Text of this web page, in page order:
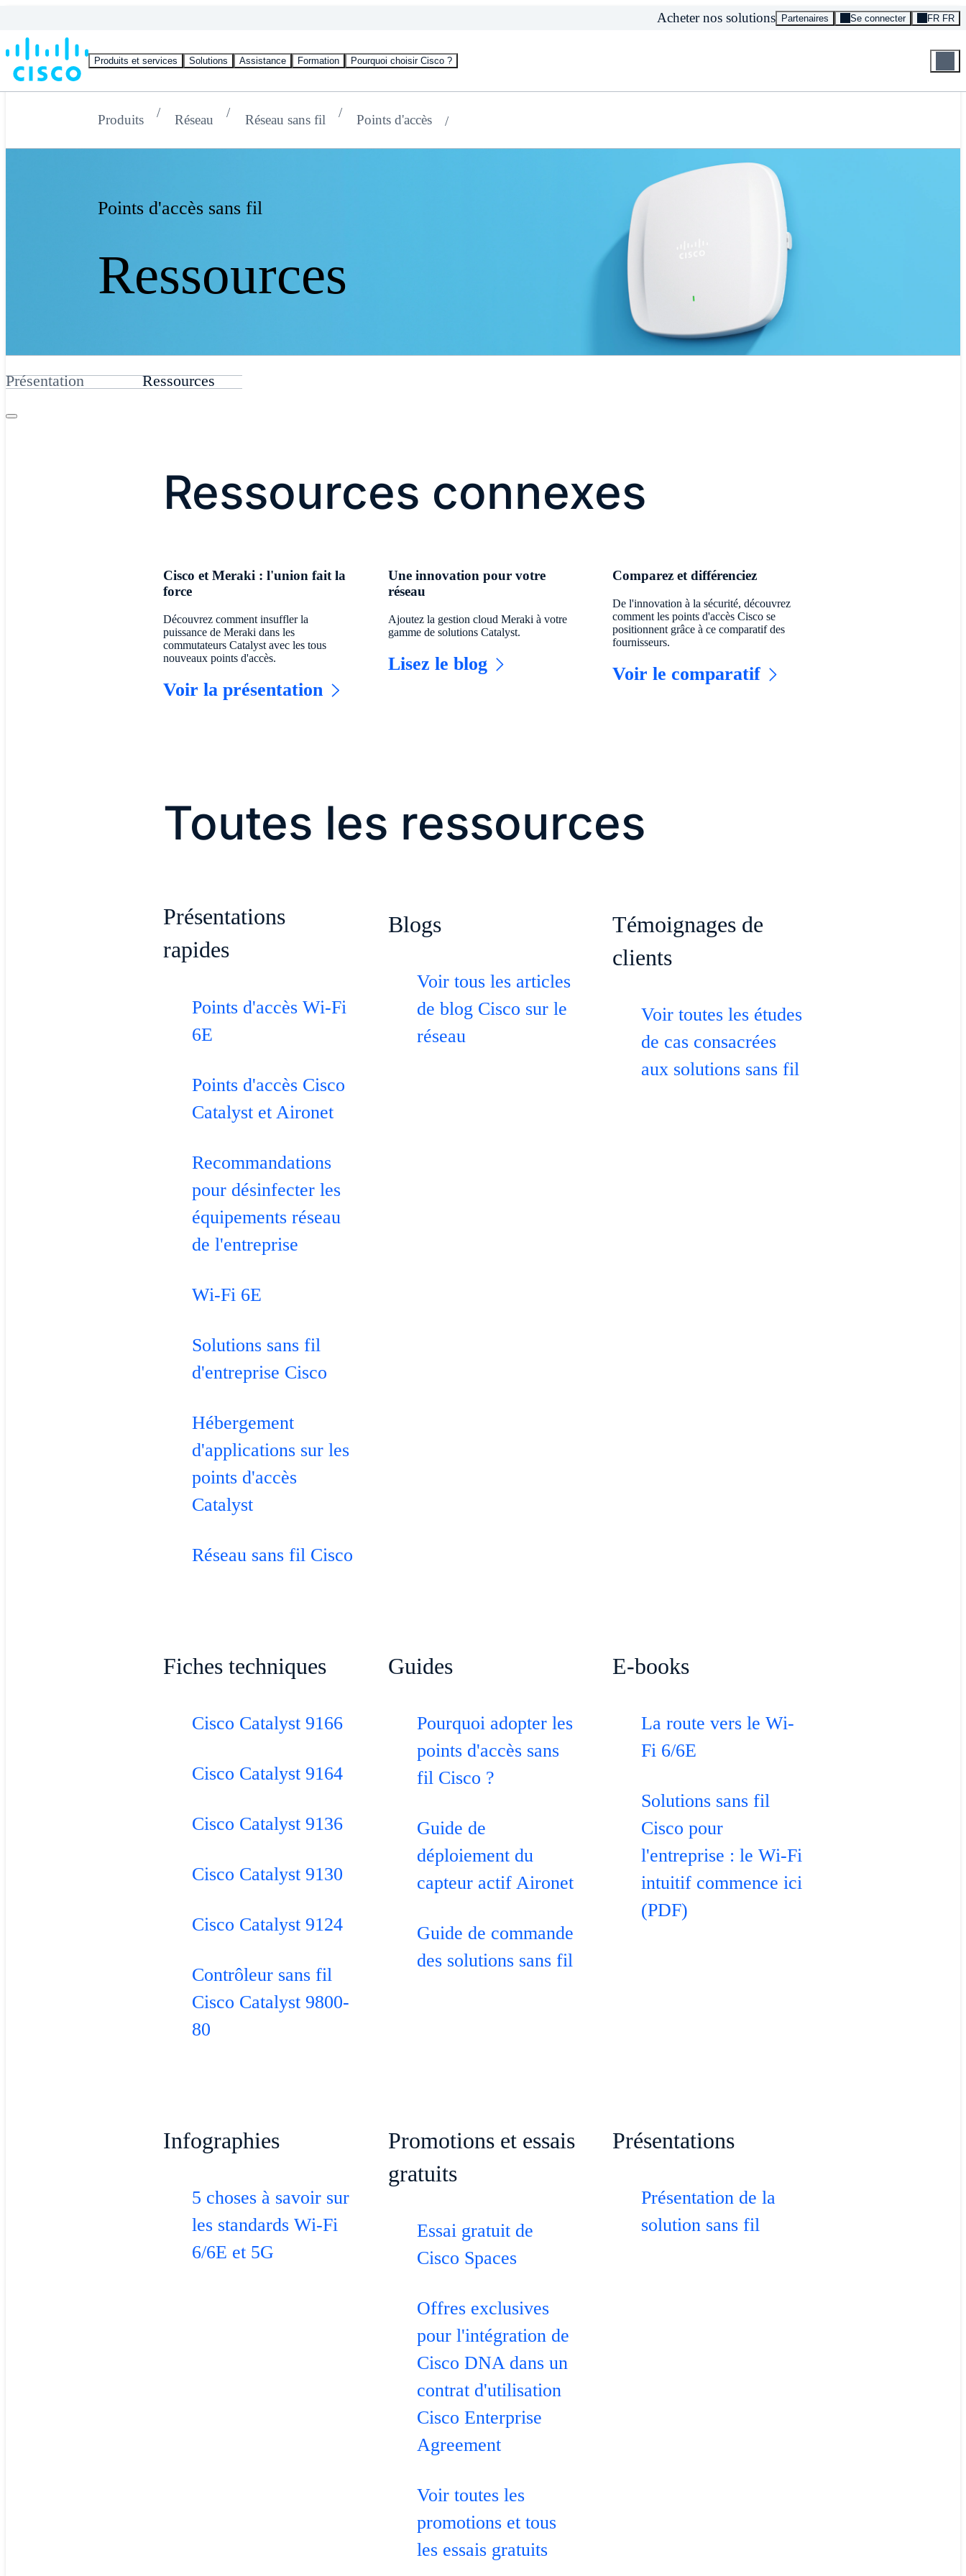
Produits et services Solutions Assistance Formation Pourquoi choisir Cisco ?
Acheter nos solutions Partenaires Se connecter FR FR
Produits Réseau Réseau sans fil Points d'accès
Points d'accès sans fil
Ressources
Présentation Ressources
Ressources connexes
Cisco et Meraki : l'union fait la
force
Découvrez comment insuffler la
puissance de Meraki dans les
commutateurs Catalyst avec les tous
nouveaux points d'accès.
Voir la présentation
Une innovation pour votre
réseau
Ajoutez la gestion cloud Meraki à votre
gamme de solutions Catalyst.
Lisez le blog
Comparez et différenciez
De l'innovation à la sécurité, découvrez
comment les points d'accès Cisco se
positionnent grâce à ce comparatif des
fournisseurs.
Voir le comparatif
Toutes les ressources
Présentations
rapides
Points d'accès Wi-Fi
6E
Points d'accès Cisco
Catalyst et Aironet
Recommandations
pour désinfecter les
équipements réseau
de l'entreprise
Wi-Fi 6E
Solutions sans fil
d'entreprise Cisco
Hébergement
d'applications sur les
points d'accès
Catalyst
Réseau sans fil Cisco
Blogs
Voir tous les articles
de blog Cisco sur le
réseau
Témoignages de
clients
Voir toutes les études
de cas consacrées
aux solutions sans fil
Fiches techniques
Cisco Catalyst 9166
Cisco Catalyst 9164
Cisco Catalyst 9136
Cisco Catalyst 9130
Cisco Catalyst 9124
Contrôleur sans fil
Cisco Catalyst 9800-
80
Guides
Pourquoi adopter les
points d'accès sans
fil Cisco ?
Guide de
déploiement du
capteur actif Aironet
Guide de commande
des solutions sans fil
E-books
La route vers le Wi-
Fi 6/6E
Solutions sans fil
Cisco pour
l'entreprise : le Wi-Fi
intuitif commence ici
(PDF)
Infographies
5 choses à savoir sur
les standards Wi-Fi
6/6E et 5G
Promotions et essais
gratuits
Essai gratuit de
Cisco Spaces
Offres exclusives
pour l'intégration de
Cisco DNA dans un
contrat d'utilisation
Cisco Enterprise
Agreement
Voir toutes les
promotions et tous
les essais gratuits
Présentations
Présentation de la
solution sans fil